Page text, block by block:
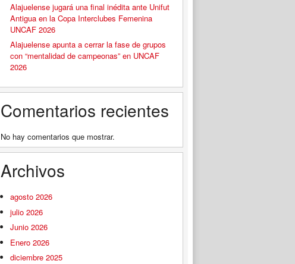
Alajuelense jugará una final inédita ante Unifut
Antigua en la Copa Interclubes Femenina
UNCAF 2026
Alajuelense apunta a cerrar la fase de grupos
con “mentalidad de campeonas” en UNCAF
2026
Comentarios recientes
No hay comentarios que mostrar.
Archivos
agosto 2026
julio 2026
Junio 2026
Enero 2026
diciembre 2025